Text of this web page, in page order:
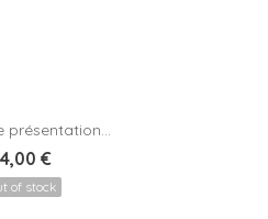
présentation...
€
of stock